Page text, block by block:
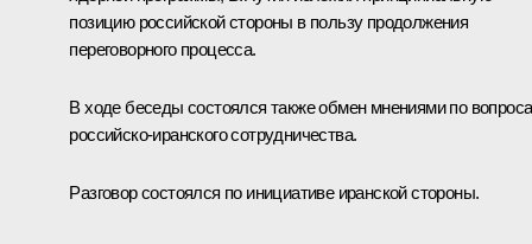
позицию российской стороны в пользу продолжения
переговорного процесса.
В ходе беседы состоялся также обмен мнениями по
российско-иранского сотрудничества.
Разговор состоялся по инициативе иранской стороны.